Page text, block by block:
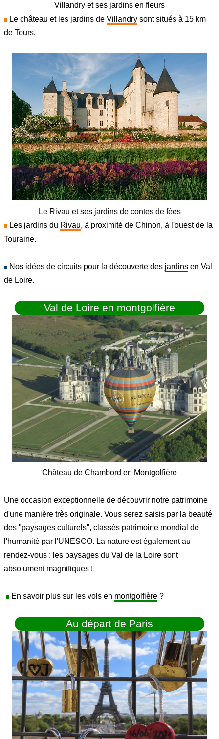
Villandry et ses jardins en fleurs
Le château et les jardins de Villandry sont situés à 15 km
de Tours.
Le Rivau et ses jardins de contes de fées
Les jardins du Rivau, à proximité de Chinon, à l'ouest de la
Touraine.
Nos idées de circuits pour la découverte des jardins en Val
de Loire.
Val de Loire en montgolfière
Château de Chambord en Montgolfière
Une occasion exceptionnelle de découvrir notre patrimoine
d'une manière très originale. Vous serez saisis par la beauté
des "paysages culturels", classés patrimoine mondial de
l'humanité par l'UNESCO. La nature est également au
rendez-vous : les paysages du Val de la Loire sont
absolument magnifiques !
En savoir plus sur les vols en montgolfière ?
Au départ de Paris